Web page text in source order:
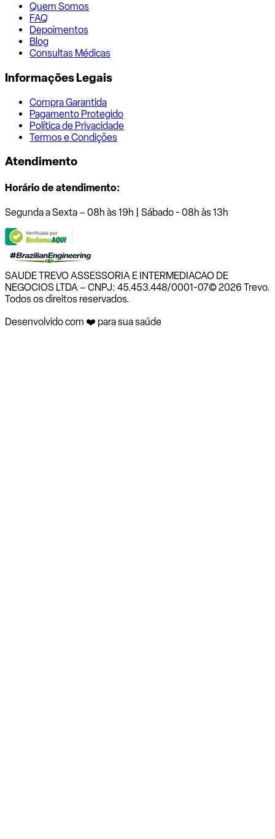
Quem Somos
FAQ
Depoimentos
Blog
Consultas Médicas
Informações Legais
Compra Garantida
Pagamento Protegido
Política de Privacidade
Termos e Condições
Atendimento
Horário de atendimento:
Segunda a Sexta – 08h às 19h | Sábado - 08h às 13h
SAUDE TREVO ASSESSORIA E INTERMEDIACAO DE
NEGOCIOS LTDA – CNPJ: 45.453.448/0001-07© 2026 Trevo.
Todos os direitos reservados.
Desenvolvido com ❤️ para sua saúde